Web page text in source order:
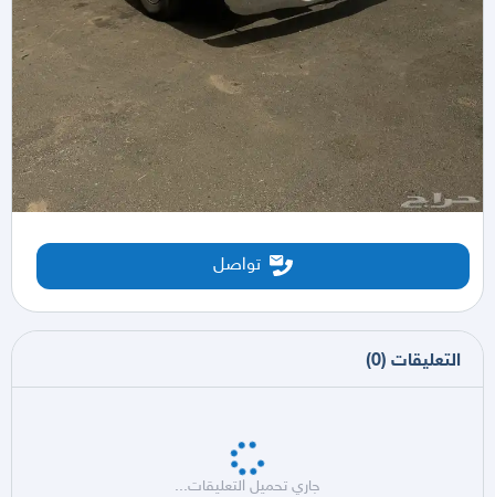
تواصل
التعليقات (
0
)
جاري تحميل التعليقات...